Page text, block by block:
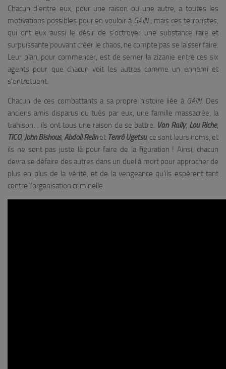
Chacun d’entre eux, pour une raison ou une autre, a toutes les
motivations possibles pour en vouloir à GAIN; mais ces terroristes,
qui ont eux aussi le désir de s’octroyer une substance rare et
surpuissante pouvant créer le chaos, ne compte pas se laisser faire.
Leur plan, pour commencer, est de semer la zizanie entre ces six
agents pour que chacun voit les autres comme un ennemi et
s’entretuent.
Chacun de ces combattants a sa propre histoire liée à GAIN. Des
anciens amis disparus ou tués par eux, une famille massacrée, la
trahison… ils ont tous une raison de se battre. Van Raily, Lou Riche,
TICO, John Bishous, Abdoll Relinet Tenrô Ugetsu, ce sont leurs noms, et
ils ne sont pas juste là pour faire de la figuration ! Ainsi, chacun
devra se défaire des autres dans un duel à mort pour approcher de
plus en plus de la vérité, et de la vengeance qu’ils espèrent tant
contre l’organisation criminelle.